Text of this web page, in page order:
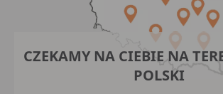
CZEKAMY NA CIEBIE NA
POLSKI